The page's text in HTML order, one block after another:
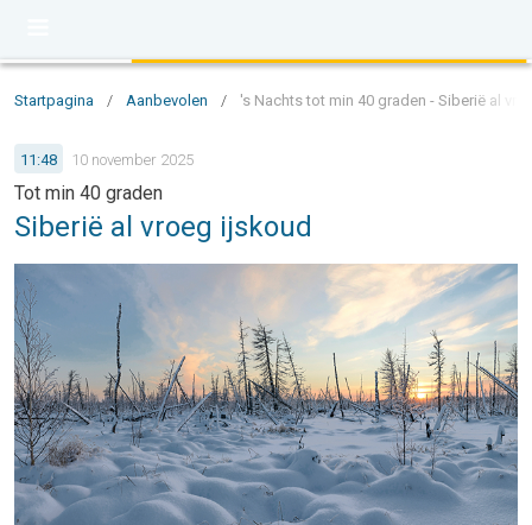
Startpagina / Aanbevolen / 's Nachts tot min 40 graden - Siberië al
11:48 10 november 2025
Tot min 40 graden
Siberië al vroeg ijskoud